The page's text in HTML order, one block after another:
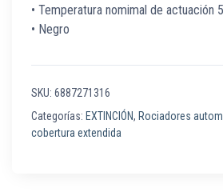
• Temperatura nomimal de actuación
• Negro
SKU: 6887271316
Categorías: EXTINCIÓN, Rociadores
cobertura extendida